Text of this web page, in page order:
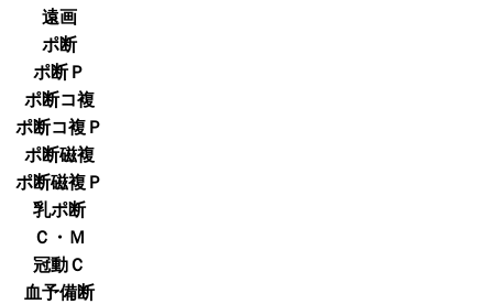
遠画
ポ断
ポ断Ｐ
ポ断コ複
ポ断コ複Ｐ
ポ断磁複
ポ断磁複Ｐ
乳ポ断
Ｃ・Ｍ
冠動Ｃ
血予備断